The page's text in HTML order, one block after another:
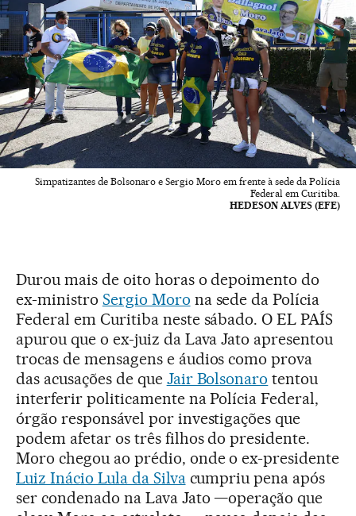
Simpatizantes de Bolsonaro e Sergio Moro em frente à sede da Polícia
Federal em Curitiba.
HEDESON ALVES (EFE)
Durou mais de oito horas o depoimento do
ex-ministro Sergio Moro na sede da Polícia
Federal em Curitiba neste sábado. O EL PAÍS
apurou que o ex-juiz da Lava Jato apresentou
trocas de mensagens e áudios como prova
das acusações de que Jair Bolsonaro tentou
interferir politicamente na Polícia Federal,
órgão responsável por investigações que
podem afetar os três filhos do presidente.
Moro chegou ao prédio, onde o ex-presidente
Luiz Inácio Lula da Silvacumpriu pena após
ser condenado na Lava Jato —operação que